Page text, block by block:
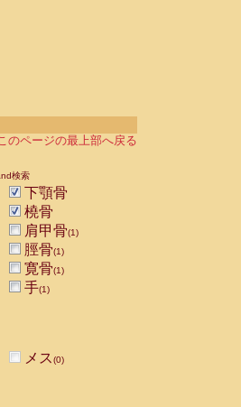
のページの最上部へ戻る
検索
下顎骨
橈骨
肩甲骨(1)
脛骨(1)
寛骨(1)
手(1)
メス(0)